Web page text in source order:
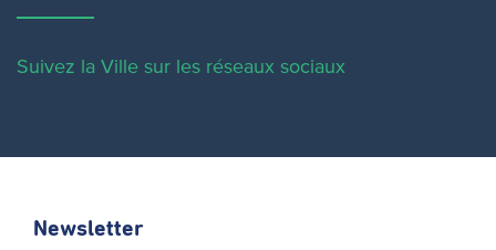
Suivez la Ville sur les réseaux sociaux
Newsletter